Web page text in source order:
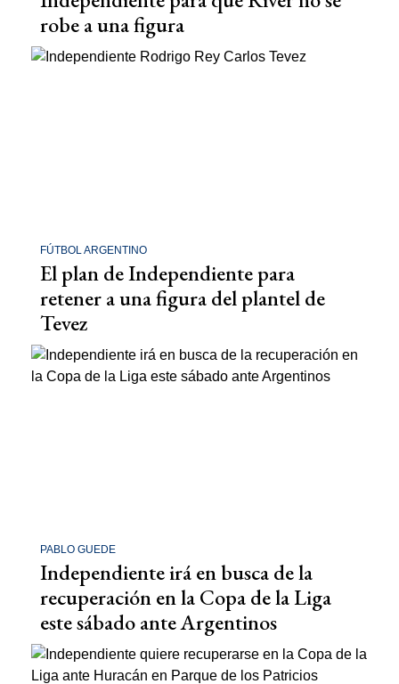
robe a una figura
FÚTBOL ARGENTINO
El plan de Independiente para
retener a una figura del plantel de
Tevez
PABLO GUEDE
Independiente irá en busca de la
recuperación en la Copa de la Liga
este sábado ante Argentinos